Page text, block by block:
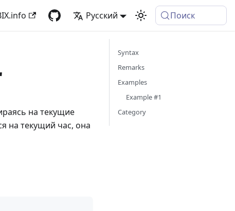
Русский Поиск
на текущие
на текущий час, она
Syntax
Remarks
Examples
Example #1
Category